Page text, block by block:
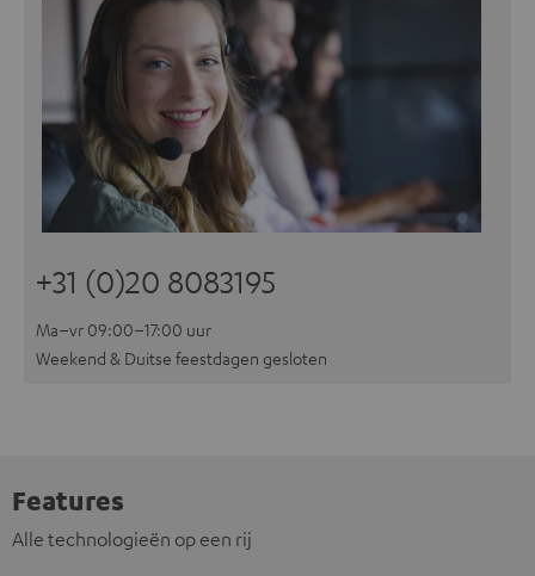
+31 (0)20 8083195
Ma–vr 09:00–17:00 uur
Weekend & Duitse feestdagen gesloten
Features
Alle technologieën op een rij